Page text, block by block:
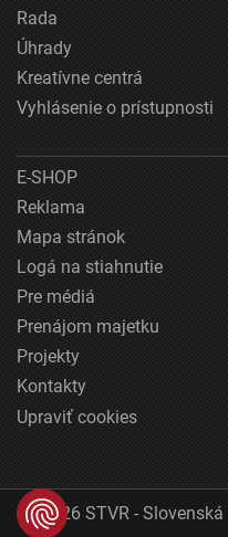
Rada
Úhrady
Kreatívne centrá
Vyhlásenie o prístupnosti
E-SHOP
Reklama
Mapa stránok
Logá na stiahnutie
Pre médiá
Prenájom majetku
Projekty
Kontakty
Upraviť cookies
© 2026 STVR -